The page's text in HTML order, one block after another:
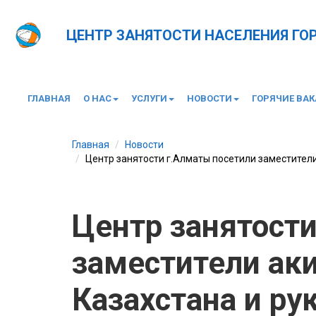
ЦЕНТР ЗАНЯТОСТИ НАСЕЛЕНИЯ
ГЛАВНАЯ О НАС УСЛУГИ НОВОСТИ ГОРЯЧИЕ
Главная
Новости
Центр занятости г.Алматы посетили
Центр
заместители
Казахстана и